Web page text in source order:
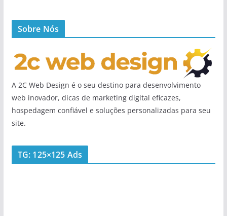
Sobre Nós
A 2C Web Design é o seu destino para desenvolvimento
web inovador, dicas de marketing digital eficazes,
hospedagem confiável e soluções personalizadas para seu
site.
TG: 125×125 Ads